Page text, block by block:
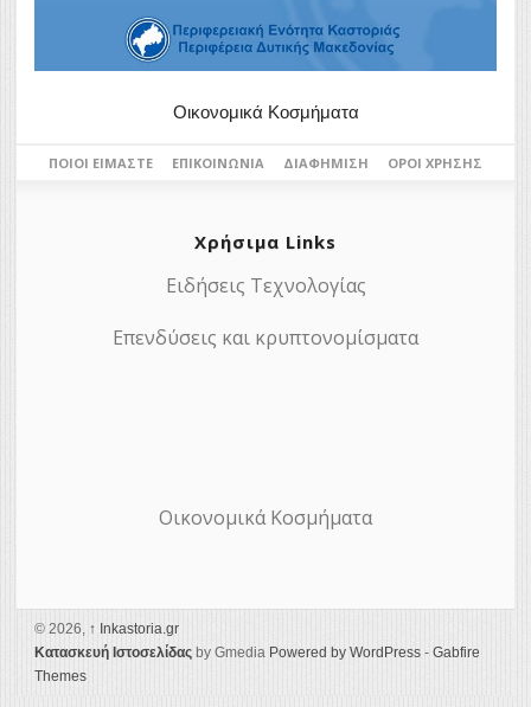
Οικονομικά Κοσμήματα
ΠΟΙΟΙ ΕΊΜΑΣΤΕ ΕΠΙΚΟΙΝΩΝΊΑ ΔΙΑΦΉΜΙΣΗ ΌΡΟΙ ΧΡΉΣΗΣ
Χρήσιμα Links
Ειδήσεις Τεχνολογίας
Επενδύσεις και κρυπτονομίσματα
Οικονομικά Κοσμήματα
© 2026, ↑ Ιnkastoria.gr
Κατασκευή Ιστοσελίδας by Gmedia Powered by WordPress - Gabfire
Themes